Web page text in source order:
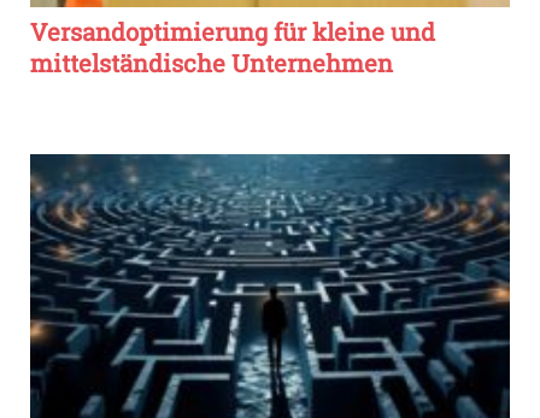
Versandoptimierung für kleine und
mittelständische Unternehmen